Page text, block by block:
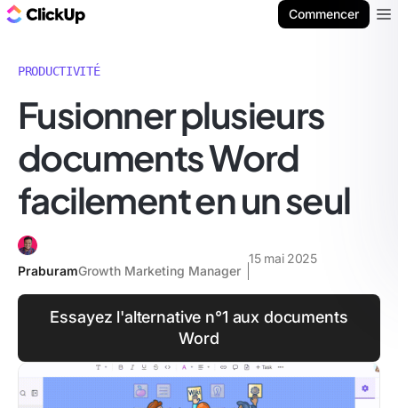
Commencer
PRODUCTIVITÉ
Fusionner plusieurs
documents Word
facilement en un seul
PraburamGrowth Marketing Manager
15 mai 2025
Essayez l'alternative n°1 aux documents
Word